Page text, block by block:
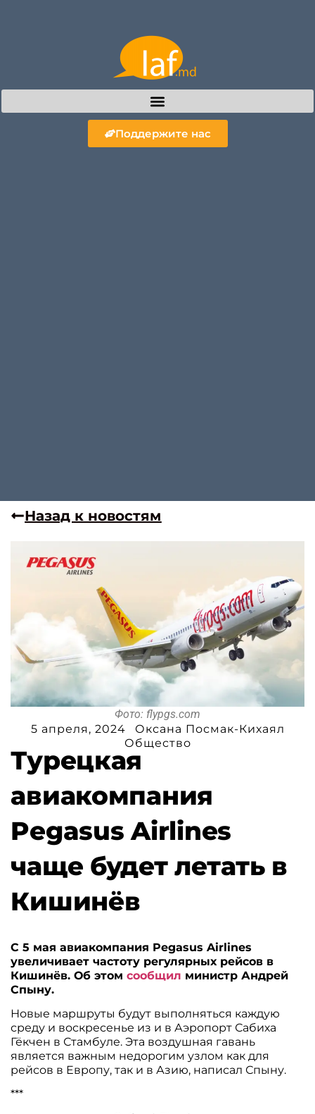
Поддержите нас
Назад к новостям
Фото: flypgs.com
5 апреля, 2024
Оксана Посмак-Кихаял
Общество
Турецкая
авиакомпания
Pegasus Airlines
чаще будет летать в
Кишинёв
С 5 мая авиакомпания Pegasus Airlines
увеличивает частоту регулярных рейсов в
Кишинёв. Об этомсообщил министр Андрей
Спыну.
Новые маршруты будут выполняться каждую
среду и воскресенье из и в Аэропорт Сабиха
Гёкчен в Стамбуле. Эта воздушная гавань
является важным недорогим узлом как для
рейсов в Европу, так и в Азию, написал Спыну.
***